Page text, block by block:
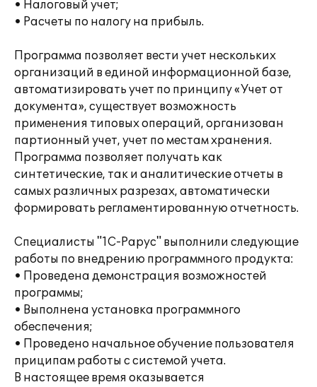
• Налоговый учет;
• Расчеты по налогу на прибыль.
Программа позволяет вести учет нескольких
организаций в единой информационной базе,
автоматизировать учет по принципу «Учет от
документа», существует возможность
применения типовых операций, организован
партионный учет, учет по местам хранения.
Программа позволяет получать как
синтетические, так и аналитические отчеты в
самых различных разрезах, автоматически
формировать регламентированную отчетность.
Специалисты "1С-Рарус" выполнили следующие
работы по внедрению программного продукта:
• Проведена демонстрация возможностей
программы;
• Выполнена установка программного
обеспечения;
• Проведено начальное обучение пользователя
приципам работы с системой учета.
В настоящее время оказывается